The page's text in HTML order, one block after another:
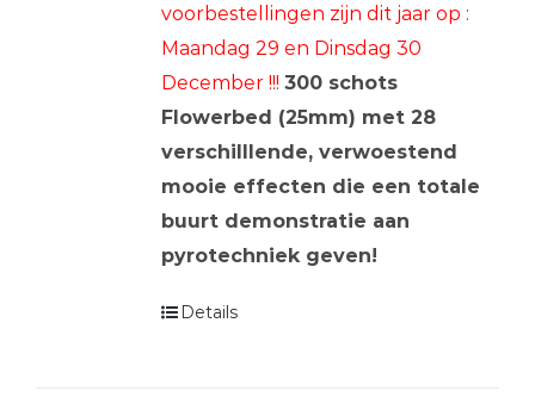
voorbestellingen zijn dit jaar op :
Maandag 29 en Dinsdag 30
December !!! 300 schots
Flowerbed (25mm) met 28
verschilllende, verwoestend
mooie effecten die een totale
buurt demonstratie aan
pyrotechniek geven!
Details